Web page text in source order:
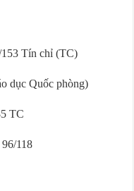
Tín chỉ (TC)
dục Quốc phòng)
TC
118